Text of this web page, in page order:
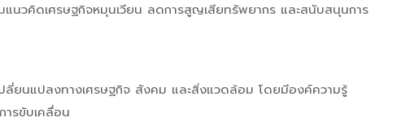
นวคิดเศรษฐกิจหมุนเวียน ลดการสูญเสียทรัพยากร และสนับสนุนการ
ลี่ยนแปลงทางเศรษฐกิจ สังคม และสิ่งแวดล้อม โดยมีองค์ความรู้
ารขับเคลื่อน